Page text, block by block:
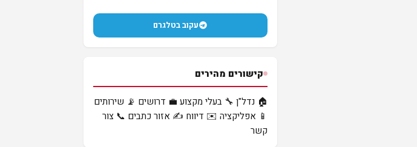
עקוב בטלגרם
קישורים מהירים
🏠 נדל"ן 🔧 בעלי מקצוע 💼 דרושים 📡 שירותים
📱 אפליקציה ✉️ דיווח ✍️ אזור כתבים 📞 צור
קשר